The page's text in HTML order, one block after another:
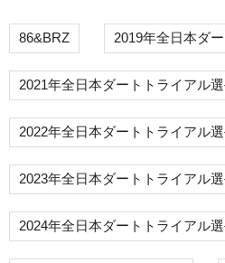
86&BRZ 2019年全日本ダ
2021年全日本ダートトライアル
2022年全日本ダートトライアル
2023年全日本ダートトライアル
2024年全日本ダートトライアル